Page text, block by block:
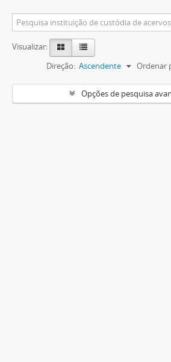
Visualizar:
Ordenar
Direção: Ascendente
Opções de pesquisa